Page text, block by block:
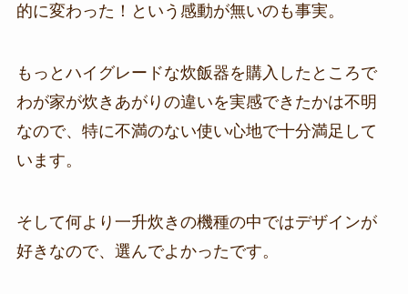
的に変わった！という感動が無いのも事実。
もっとハイグレードな炊飯器を購入したところで
わが家が炊きあがりの違いを実感できたかは不明
なので、特に不満のない使い心地で十分満足して
います。
そして何より一升炊きの機種の中ではデザインが
好きなので、選んでよかったです。